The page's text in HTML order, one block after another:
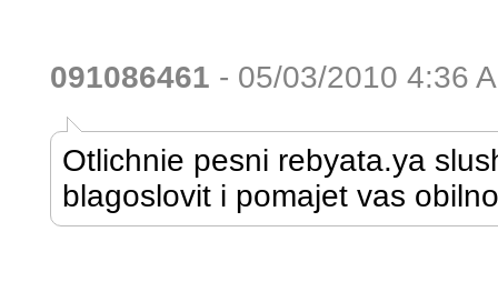
091086461 - 05/03/2010 4:36
Otlichnie pesni rebyata.ya
blagoslovit i pomajet vas